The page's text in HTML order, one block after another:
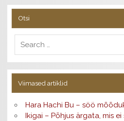
Otsi
Viimased artiklid
Hara Hachi Bu – söö
Ikigai – Põhjus ärgata, mis